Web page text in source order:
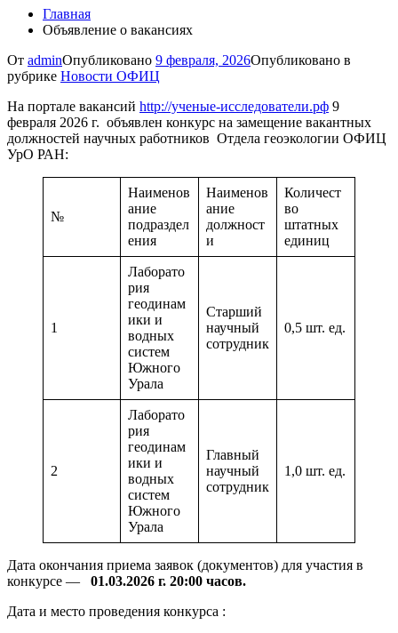
Главная
Объявление о вакансиях
От adminОпубликовано 9 февраля, 2026Опубликовано в
рубрике Новости ОФИЦ
На портале вакансий http://ученые-исследователи.рф 9
февраля 2026 г. объявлен конкурс на замещение вакантных
должностей научных работников Отдела геоэкологии ОФИЦ
УрО РАН:
№
Наименов
ание
подраздел
ения
Наименов
ание
должност
и
Количест
во
штатных
единиц
1
Лаборато
рия
геодинам
ики и
водных
систем
Южного
Урала
Старший
научный
сотрудник
0,5 шт. ед.
2
Лаборато
рия
геодинам
ики и
водных
систем
Южного
Урала
Главный
научный
сотрудник
1,0 шт. ед.
Дата окончания приема заявок (документов) для участия в
конкурсе — 01.03.2026 г. 20:00 часов.
Дата и место проведения конкурса :